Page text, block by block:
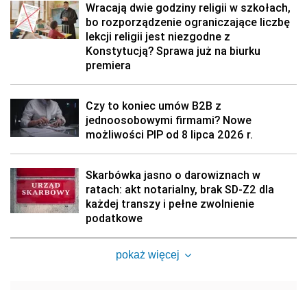
Wracają dwie godziny religii w szkołach,
bo rozporządzenie ograniczające liczbę
lekcji religii jest niezgodne z
Konstytucją? Sprawa już na biurku
premiera
Czy to koniec umów B2B z
jednoosobowymi firmami? Nowe
możliwości PIP od 8 lipca 2026 r.
Skarbówka jasno o darowiznach w
ratach: akt notarialny, brak SD-Z2 dla
każdej transzy i pełne zwolnienie
podatkowe
pokaż więcej